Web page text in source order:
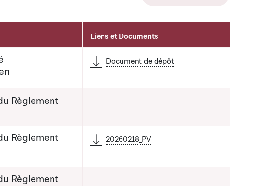
Liens et Documents
Document de dépôt
Règlement
Règlement 20260218_PV
Règlement